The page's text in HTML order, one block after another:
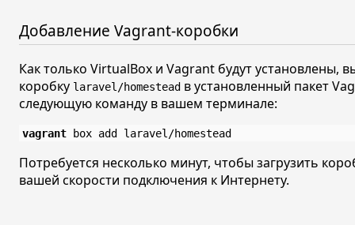
Добавление Vagrant-коробки
Как только VirtualBox и Vagrant будут установлены,
коробку laravel/homestead в установленный пакет
следующую команду в вашем терминале:
vagrant
Потребуется несколько минут, чтобы загрузить
вашей скорости подключения к Интернету.